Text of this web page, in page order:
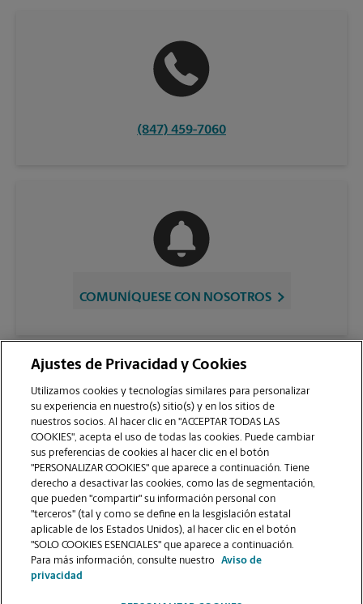
(847) 459-7060
COMUNÍQUESE CON NOSOTROS
VER LA PÁGINA DE LA TIENDA
Copyright © 1994-
Ajustes de Privacidad y Cookies
Utilizamos cookies y tecnologías similares para personalizar
su experiencia en nuestro(s) sitio(s) y en los sitios de
nuestros socios. Al hacer clic en "ACCEPTAR TODAS LAS
COOKIES", acepta el uso de todas las cookies. Puede cambiar
sus preferencias de cookies al hacer clic en el botón
"PERSONALIZAR COOKIES" que aparece a continuación. Tiene
derecho a desactivar las cookies, como las de segmentación,
que pueden "compartir" su información personal con
"terceros" (tal y como se define en la lesgislación estatal
aplicable de los Estados Unidos), al hacer clic en el botón
"SOLO COOKIES ESENCIALES" que aparece a continuación.
Para más información, consulte nuestro
Aviso de
privacidad